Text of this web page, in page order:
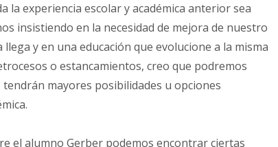
la experiencia escolar y académica anterior sea
insistiendo en la necesidad de mejora de nuestro
y en una educación que evolucione a la misma
o estancamientos, creo que podremos
mayores posibilidades u opciones
el alumno Gerber podemos encontrar ciertas